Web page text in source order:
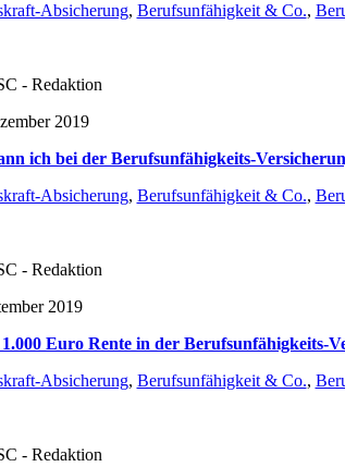
Absicherung, Berufsunfähigkeit & Co.,
- Redaktion
2019
ich bei der Berufsunfähigkeits-
Absicherung, Berufsunfähigkeit & Co.,
- Redaktion
2019
Euro Rente in der Berufsunfähigkeits-
Absicherung, Berufsunfähigkeit & Co.,
- Redaktion